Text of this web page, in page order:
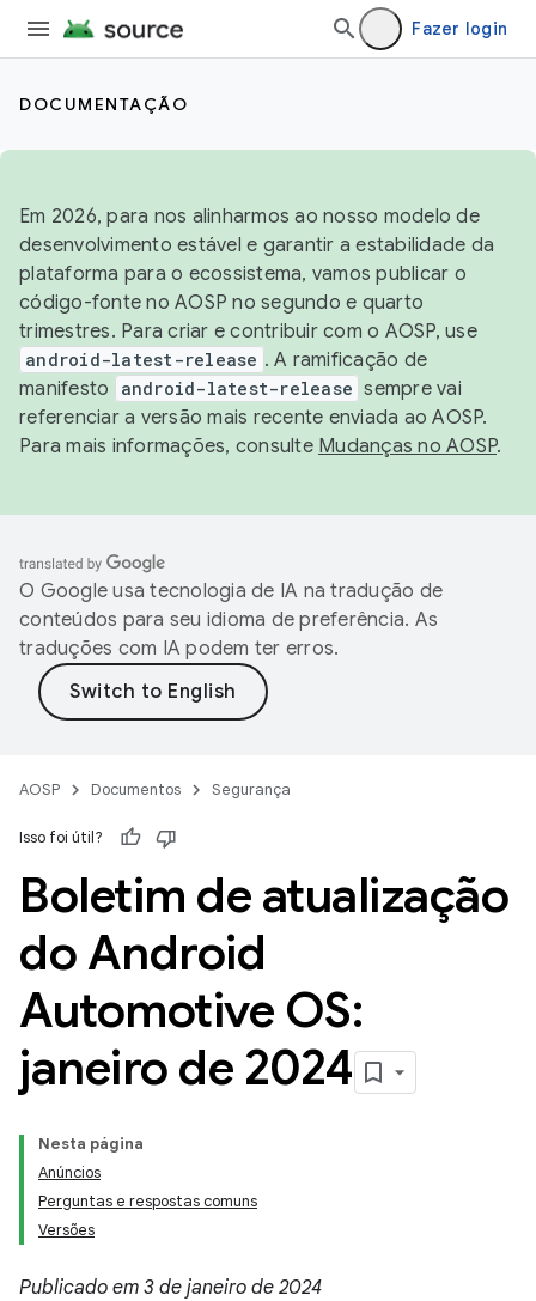
Fazer login
DOCUMENTAÇÃO
Em 2026, para nos alinharmos ao nosso modelo de
desenvolvimento estável e garantir a estabilidade da
plataforma para o ecossistema, vamos publicar o
código-fonte no AOSP no segundo e quarto
trimestres. Para criar e contribuir com o AOSP, use
android-latest-release . A ramificação de
manifesto
android-latest-release sempre vai
referenciar a versão mais recente enviada ao AOSP.
Para mais informações, consulte Mudanças no AOSP.
O Google usa tecnologia de IA na tradução de
conteúdos para seu idioma de preferência. As
traduções com IA podem ter erros.
AOSP Documentos Segurança
Isso foi útil?
Boletim de atualização
do Android
Automotive OS:
janeiro de 2024
Nesta página
Anúncios
Perguntas e respostas comuns
Versões
Publicado em 3 de janeiro de 2024